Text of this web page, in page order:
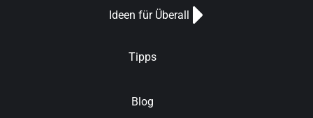
Ideen für Überall
Tipps
Blog